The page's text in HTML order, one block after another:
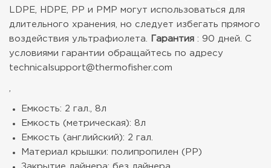
LDPE, HDPE, PP и PMP могут использоваться для
длительного хранения, но следует избегать прямого
воздействия ультрафиолета.
Гарантия : 90 дней. С
условиями гарантии обращайтесь по адресу
technicalsupport@thermofisher.com
Емкость: 2 гал., 8л
Емкость (метрическая): 8л
Емкость (английский): 2 гал.
Материал крышки: полипропилен (PP)